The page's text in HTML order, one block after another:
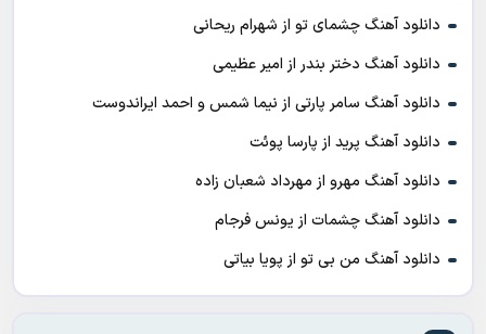
دانلود آهنگ چشمای تو از شهرام ریحانی
دانلود آهنگ دختر بندر از امیر عظیمی
دانلود آهنگ سامر پارتی از نیما شمس و احمد ایراندوست
دانلود آهنگ پرید از پارسا پوئت
دانلود آهنگ مهرو از مهرداد شعبان زاده
دانلود آهنگ چشمات از یونس فرجام
دانلود آهنگ من بی تو از پویا بیاتی